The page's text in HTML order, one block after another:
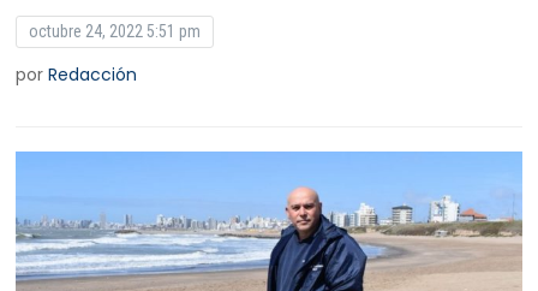
octubre 24, 2022 5:51 pm
porRedacción